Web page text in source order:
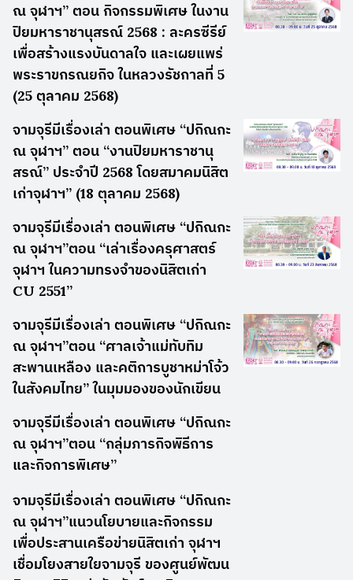
ณ จุฬาฯ” ตอน กิจกรรมพิเศษ ในงาน
ปิยมหาราชานุสรณ์ 2568 : ละครซีรีย์
เพื่อสร้างแรงบันดาลใจ และเผยแพร่
พระราขกรณยกิจ ในหลวงรัชกาลที่ 5
(25 ตุลาคม 2568)
จามจุรีมีเรื่องเล่า ตอนพิเศษ “ปกิณกะ
ณ จุฬาฯ” ตอน “งานปิยมหาราชานุ
สรณ์” ประจำปี 2568 โดยสมาคมนิสิต
เก่าจุฬาฯ” (18 ตุลาคม 2568)
จามจุรีมีเรื่องเล่า ตอนพิเศษ “ปกิณกะ
ณ จุฬาฯ”ตอน “เล่าเรื่องครุศาสตร์
จุฬาฯ ในความทรงจำของนิสิตเก่า
CU 2551”
จามจุรีมีเรื่องเล่า ตอนพิเศษ “ปกิณกะ
ณ จุฬาฯ”ตอน “ศาลเจ้าแม่ทับทิม
สะพานเหลือง และคติการบูชาหม่าโจ้ว
ในสังคมไทย” ในมุมมองของนักเขียน
จามจุรีมีเรื่องเล่า ตอนพิเศษ “ปกิณกะ
ณ จุฬาฯ”ตอน “กลุ่มภารกิจพิธีการ
และกิจการพิเศษ”
จามจุรีมีเรื่องเล่า ตอนพิเศษ “ปกิณกะ
ณ จุฬาฯ”แนวนโยบายและกิจกรรม
เพื่อประสานเครือข่ายนิสิตเก่า จุฬาฯ
เชื่อมโยงสายใยจามจุรี ของศูนย์พัฒน